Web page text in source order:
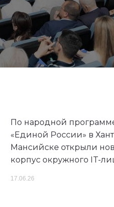
По народной
«Единой России» в
Мансийске открыли
корпус окружного IT-
17.06.26